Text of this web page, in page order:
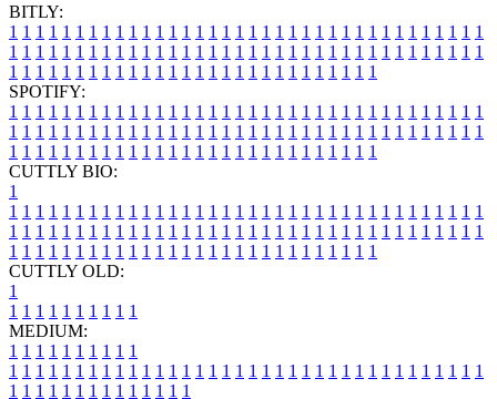
BITLY:
1 1 1 1 1 1 1 1 1 1 1 1 1 1 1 1 1 1 1 1 1 1 1 1 1 1 1 1 1 1 1 1 1 1 1 1
1 1 1 1 1 1 1 1 1 1 1 1 1 1 1 1 1 1 1 1 1 1 1 1 1 1 1 1 1 1 1 1 1 1 1 1
1 1 1 1 1 1 1 1 1 1 1 1 1 1 1 1 1 1 1 1 1 1 1 1 1 1 1 1
SPOTIFY:
1 1 1 1 1 1 1 1 1 1 1 1 1 1 1 1 1 1 1 1 1 1 1 1 1 1 1 1 1 1 1 1 1 1 1 1
1 1 1 1 1 1 1 1 1 1 1 1 1 1 1 1 1 1 1 1 1 1 1 1 1 1 1 1 1 1 1 1 1 1 1 1
1 1 1 1 1 1 1 1 1 1 1 1 1 1 1 1 1 1 1 1 1 1 1 1 1 1 1 1
CUTTLY BIO:
1
1 1 1 1 1 1 1 1 1 1 1 1 1 1 1 1 1 1 1 1 1 1 1 1 1 1 1 1 1 1 1 1 1 1 1 1
1 1 1 1 1 1 1 1 1 1 1 1 1 1 1 1 1 1 1 1 1 1 1 1 1 1 1 1 1 1 1 1 1 1 1 1
1 1 1 1 1 1 1 1 1 1 1 1 1 1 1 1 1 1 1 1 1 1 1 1 1 1 1 1
CUTTLY OLD:
1
1 1 1 1 1 1 1 1 1 1
MEDIUM:
1 1 1 1 1 1 1 1 1 1
1 1 1 1 1 1 1 1 1 1 1 1 1 1 1 1 1 1 1 1 1 1 1 1 1 1 1 1 1 1 1 1 1 1 1 1
1 1 1 1 1 1 1 1 1 1 1 1 1 1